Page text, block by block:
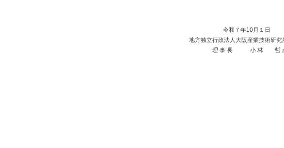
令和７年10月１日
地方独立行政法人大阪産業技術研究
理 事 長 小 林 哲